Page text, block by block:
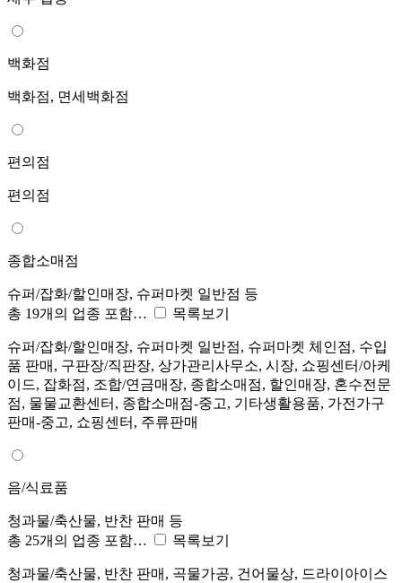
백화점
백화점, 면세백화점
편의점
편의점
종합소매점
슈퍼/잡화/할인매장, 슈퍼마켓 일반점 등
총 19개의 업종 포함…
목록보기
슈퍼/잡화/할인매장, 슈퍼마켓 일반점, 슈퍼마켓 체인점, 수입
품 판매, 구판장/직판장, 상가관리사무소, 시장, 쇼핑센터/아케
이드, 잡화점, 조합/연금매장, 종합소매점, 할인매장, 혼수전문
점, 물물교환센터, 종합소매점-중고, 기타생활용품, 가전가구
판매-중고, 쇼핑센터, 주류판매
음/식료품
청과물/축산물, 반찬 판매 등
총 25개의 업종 포함…
목록보기
청과물/축산물, 반찬 판매, 곡물가공, 건어물상, 드라이아이스